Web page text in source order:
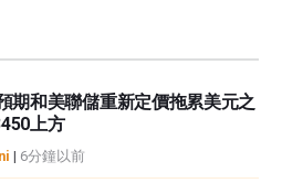
期和美聯儲重新定價拖累美元之
上方
| 6分鐘以前